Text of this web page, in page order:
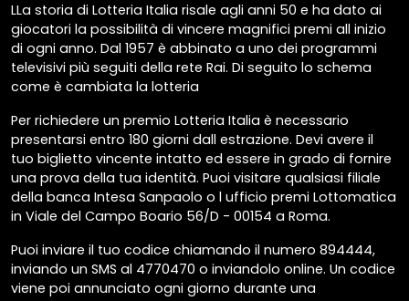
LLa storia di Lotteria Italia risale agli anni 50 e ha dato ai
giocatori la possibilità di vincere magnifici premi all inizio
di ogni anno. Dal 1957 è abbinato a uno dei programmi
televisivi più seguiti della rete Rai. Di seguito lo schema
come è cambiata la lotteria
Per richiedere un premio Lotteria Italia è necessario
presentarsi entro 180 giorni dall estrazione. Devi avere il
tuo biglietto vincente intatto ed essere in grado di fornire
una prova della tua identità. Puoi visitare qualsiasi filiale
della banca Intesa Sanpaolo o l ufficio premi Lottomatica
in Viale del Campo Boario 56/D - 00154 a Roma.
Puoi inviare il tuo codice chiamando il numero 894444,
inviando un SMS al 4770470 o inviandolo online. Un codice
viene poi annunciato ogni giorno durante una